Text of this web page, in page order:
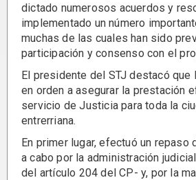
dictado numerosos acuerdos y
implementado un número
muchas de las cuales han sido
participación y consenso con el
El presidente del STJ destacó
en orden a asegurar la prestación
servicio de Justicia para toda la
entrerriana.
En primer lugar, efectuó un repaso
a cabo por la administración
del artículo 204 del CP- y, por la